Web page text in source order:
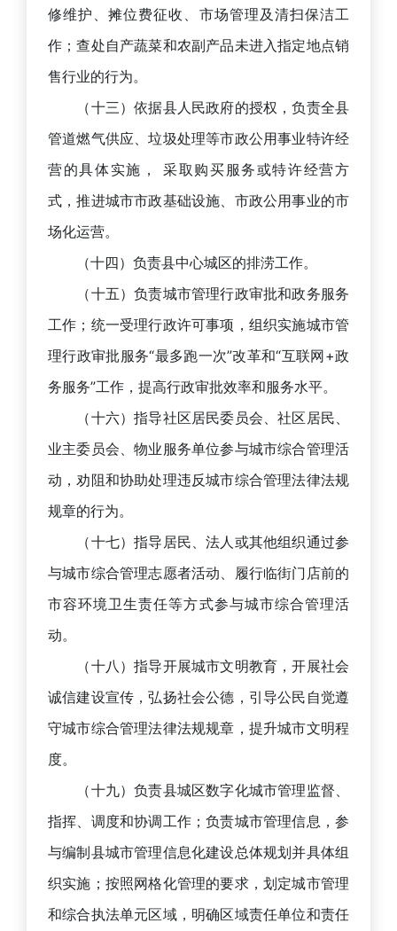
修维护、摊位费征收、市场管理及清扫保洁工
作；查处自产蔬菜和农副产品未进入指定地点销
售行业的行为。
（十三）依据县人民政府的授权，负责全县
管道燃气供应、垃圾处理等市政公用事业特许经
营的具体实施， 采取购买服务或特许经营方
式，推进城市市政基础设施、市政公用事业的市
场化运营。
（十四）负责县中心城区的排涝工作。
（十五）负责城市管理行政审批和政务服务
工作；统一受理行政许可事项，组织实施城市管
理行政审批服务“最多跑一次”改革和“互联网+政
务服务”工作，提高行政审批效率和服务水平。
（十六）指导社区居民委员会、社区居民、
业主委员会、物业服务单位参与城市综合管理活
动，劝阻和协助处理违反城市综合管理法律法规
规章的行为。
（十七）指导居民、法人或其他组织通过参
与城市综合管理志愿者活动、履行临街门店前的
市容环境卫生责任等方式参与城市综合管理活
动。
（十八）指导开展城市文明教育，开展社会
诚信建设宣传，弘扬社会公德，引导公民自觉遵
守城市综合管理法律法规规章，提升城市文明程
度。
（十九）负责县城区数字化城市管理监督、
指挥、调度和协调工作；负责城市管理信息，参
与编制县城市管理信息化建设总体规划并具体组
织实施；按照网格化管理的要求，划定城市管理
和综合执法单元区域，明确区域责任单位和责任